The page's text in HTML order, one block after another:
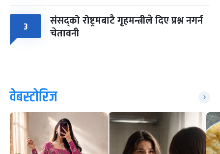
३ संसद्को रोष्ट्रमबाटै गृहमन्त्रीले दिए प्रश्न नगर्न
चेतावनी
वेबस्टोरिज